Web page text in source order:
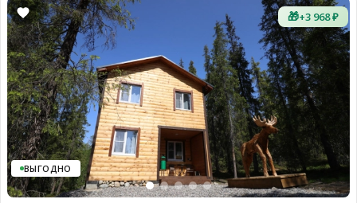
🎁+3 968 ₽
ВЫГОДНО